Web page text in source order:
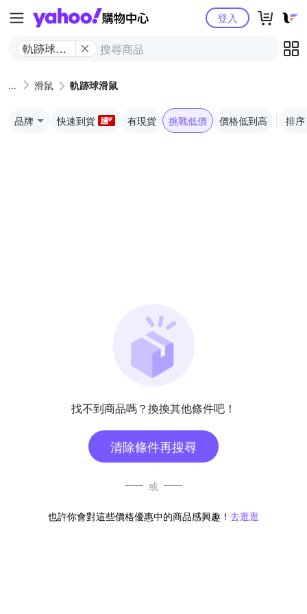
Yahoo購物中心
軌跡球滑
登入
滑鼠 軌跡球滑鼠
品牌 快速到貨 有現貨 挑戰低價 價格低到高 排序
找不到商品嗎？換換其他條件吧！
清除條件再搜尋
或
也許你會對這些價格優惠中的商品感興趣！ 去逛逛